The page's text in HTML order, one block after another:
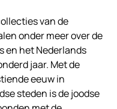
van de
onder meer over de
en het Nederlands
jaar. Met de
eeuw in
steden is de joodse